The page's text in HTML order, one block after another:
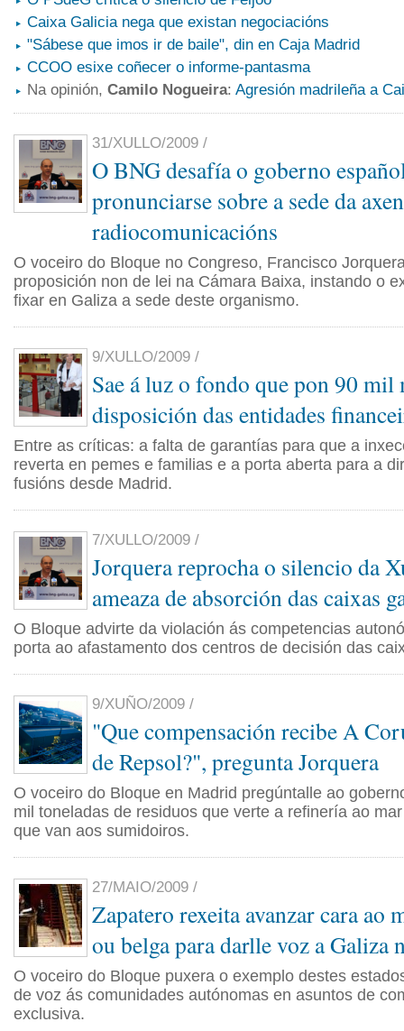
Caixa Galicia nega que existan negociacións
"Sábese que imos ir de baile", din en Caja Madrid
CCOO esixe coñecer o informe-pantasma
Na opinión, Camilo Nogueira: Agresión madrileña a
31/XULLO/2009 /
O BNG desafía o goberno
pronunciarse sobre a sede da
radiocomunicacións
O voceiro do Bloque no Congreso, Francisco
proposición non de lei na Cámara Baixa, instando o
fixar en Galiza a sede deste organismo.
9/XULLO/2009 /
Sae á luz o fondo que pon 90 mil
disposición das entidades
Entre as críticas: a falta de garantías para que a
reverta en pemes e familias e a porta aberta para a
fusións desde Madrid.
7/XULLO/2009 /
Jorquera reprocha o silencio da
ameaza de absorción das caixas
O Bloque advirte da violación ás competencias
porta ao afastamento dos centros de decisión das
9/XUÑO/2009 /
"Que compensación recibe A
de Repsol?", pregunta Jorquera
O voceiro do Bloque en Madrid pregúntalle ao
mil toneladas de residuos que verte a refinería ao
que van aos sumidoiros.
27/MAIO/2009 /
Zapatero rexeita avanzar cara ao
ou belga para darlle voz a Galiza
O voceiro do Bloque puxera o exemplo destes
de voz ás comunidades autónomas en asuntos de
exclusiva.